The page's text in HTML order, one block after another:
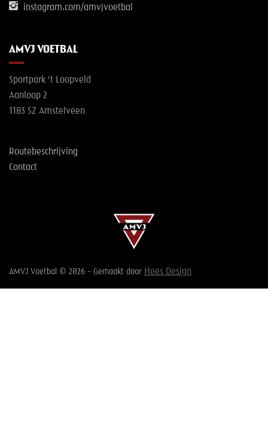
instagram.com/amvjvoetbal
AMVJ VOETBAL
Sportpark 't Loopveld
Aanloop 2
1183 SZ Amstelveen
Routebeschrijving
Contact
AMVJ Voetbal © 2026 - Gemaakt door Hees Design